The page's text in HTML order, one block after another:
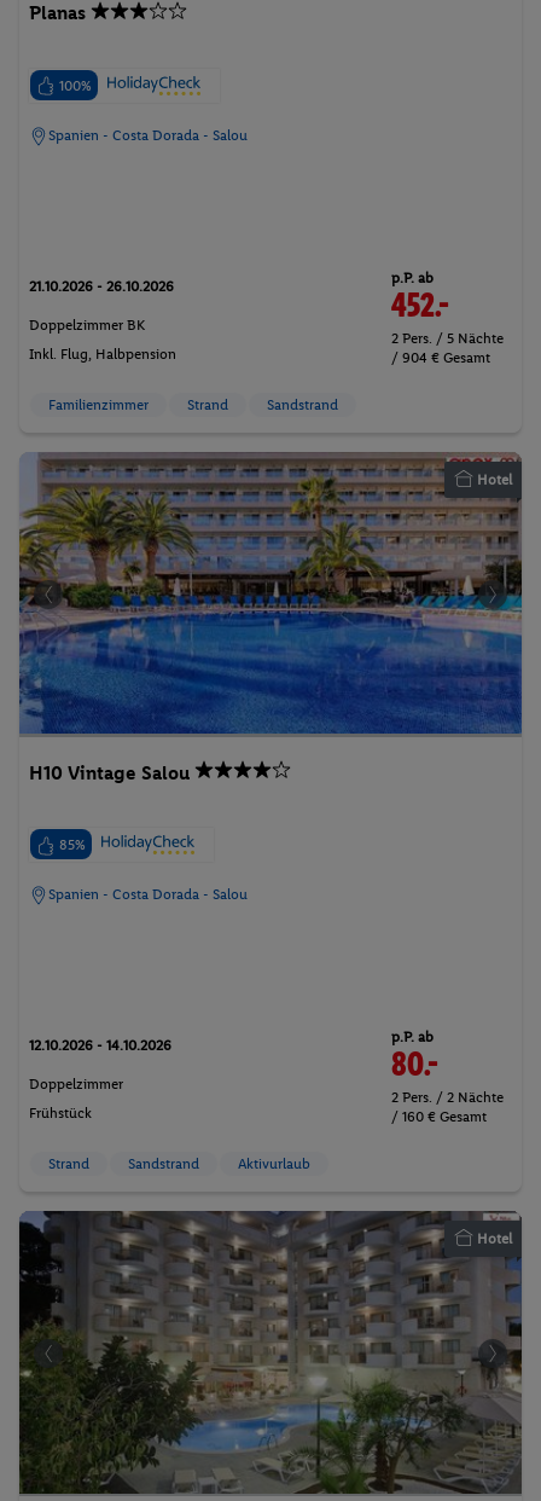
Planas
100%
Spanien - Costa Dorada - Salou
21.10.2026 - 26.10.2026
Doppelzimmer BK
Inkl. Flug, Halbpension
p.P. ab
452.-
2 Pers. / 5 Nächte
/ 904 € Gesamt
Familienzimmer Strand Sandstrand
Hotel
H10 Vintage Salou
85%
Spanien - Costa Dorada - Salou
12.10.2026 - 14.10.2026
Doppelzimmer
Frühstück
p.P. ab
80.-
2 Pers. / 2 Nächte
/ 160 € Gesamt
Strand Sandstrand Aktivurlaub
Hotel